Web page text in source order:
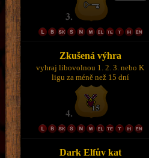
Zkušená výhra
vyhraj libovolnou 1. 2. 3. nebo K
ligu za méně než 15 dní
Dark Elfův kat